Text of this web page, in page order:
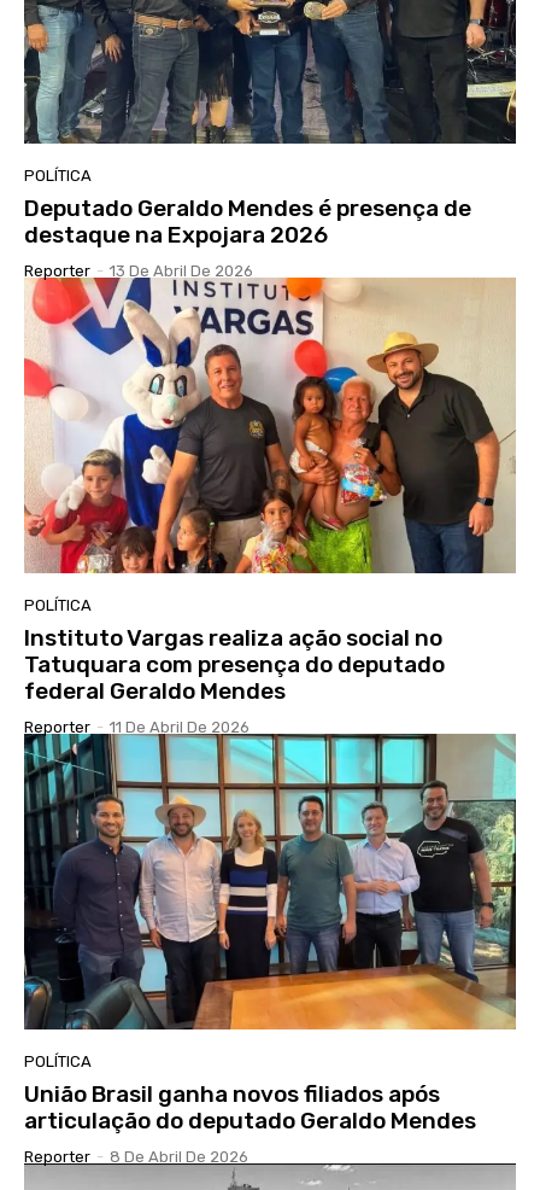
POLÍTICA
Deputado Geraldo Mendes é presença de
destaque na Expojara 2026
Reporter - 13 De Abril De 2026
POLÍTICA
Instituto Vargas realiza ação social no
Tatuquara com presença do deputado
federal Geraldo Mendes
Reporter - 11 De Abril De 2026
POLÍTICA
União Brasil ganha novos filiados após
articulação do deputado Geraldo Mendes
Reporter - 8 De Abril De 2026